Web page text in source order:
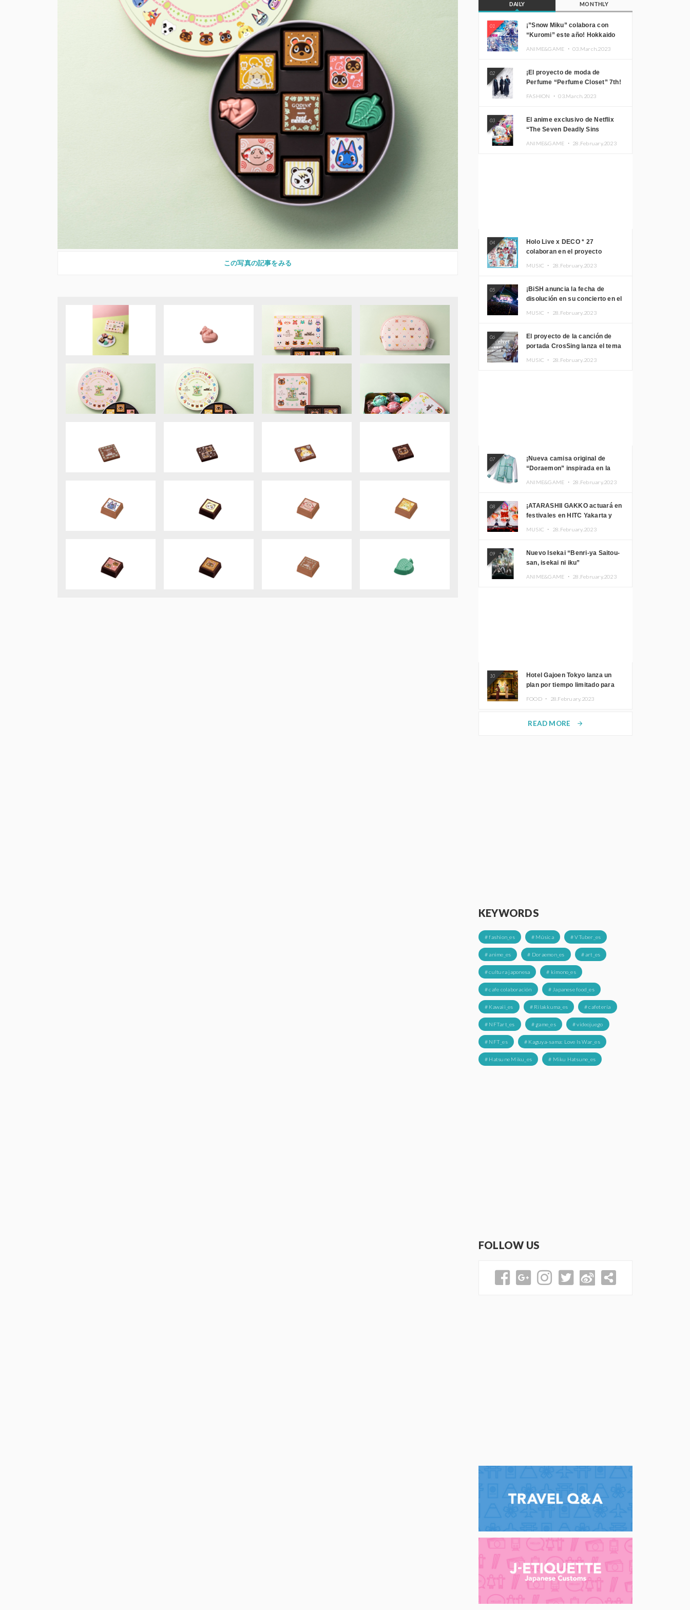
この写真の記事をみる
DAILY MONTHLY
01
¡”Snow Miku” colabora con
“Kuromi” este año! Hokkaido
ANIME&GAME ・03.March.2023
02
¡El proyecto de moda de
Perfume “Perfume Closet” 7th!
FASHION ・03.March.2023
03
El anime exclusivo de Netflix
“The Seven Deadly Sins
ANIME&GAME ・ 28.February.2023
04
Holo Live x DECO * 27
colaboran en el proyecto
MUSIC ・ 28.February.2023
05
¡BiSH anuncia la fecha de
disolución en su concierto en el
MUSIC ・ 28.February.2023
06
El proyecto de la canción de
portada CrosSing lanza el tema
MUSIC ・ 28.February.2023
07
¡Nueva camisa original de
“Doraemon” inspirada en la
ANIME&GAME ・ 28.February.2023
08
¡ATARASHII GAKKO actuará en
festivales en HITC Yakarta y
MUSIC ・ 28.February.2023
09
Nuevo Isekai “Benri-ya Saitou-
san, isekai ni iku”
ANIME&GAME ・ 28.February.2023
10
Hotel Gajoen Tokyo lanza un
plan por tiempo limitado para
FOOD ・ 28.February.2023
READ MORE arrow_forward
KEYWORDS
# fashion_es # Música # VTuber_es
# anime_es # Doraemon_es # art_es
# cultura japonesa # kimono_es
# cafe colaboración # Japanese food_es
# Kawaii_es # Rilakkuma_es # cafetería
# NFTart_es # game_es # videojuego
# NFT_es # Kaguya-sama: Love Is War_es
# Hatsune Miku_es # Miku Hatsune_es
FOLLOW US